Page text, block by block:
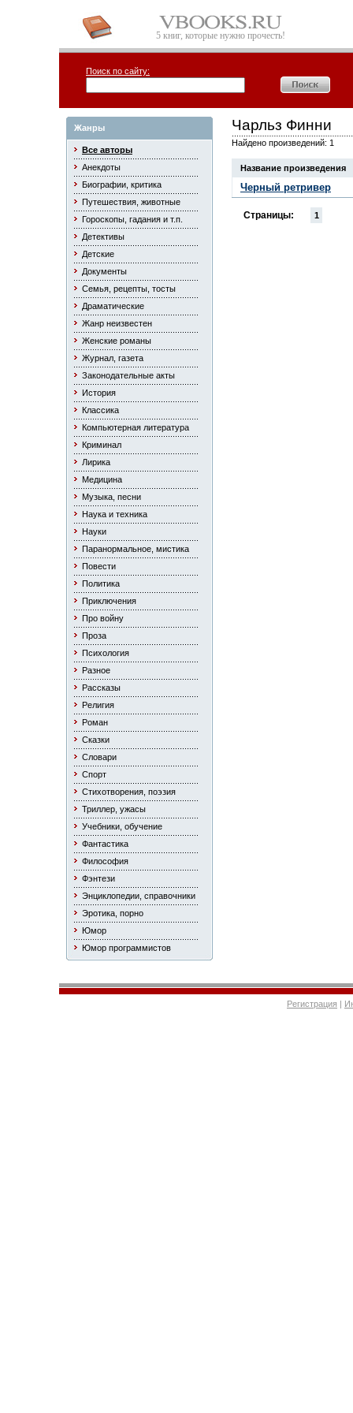
5 книг, которые нужно прочесть!
Поиск по сайту:
Жанры
Все авторы
Анекдоты
Биографии, критика
Путешествия, животные
Гороскопы, гадания и т.п.
Детективы
Детские
Документы
Семья, рецепты, тосты
Драматические
Жанр неизвестен
Женские романы
Журнал, газета
Законодательные акты
История
Классика
Компьютерная литература
Криминал
Лирика
Медицина
Музыка, песни
Наука и техника
Науки
Паранормальное, мистика
Повести
Политика
Приключения
Про войну
Проза
Психология
Разное
Рассказы
Религия
Роман
Сказки
Словари
Спорт
Стихотворения, поэзия
Триллер, ужасы
Учебники, обучение
Фантастика
Философия
Фэнтези
Энциклопедии, справочники
Эротика, порно
Юмор
Юмор программистов
Чарльз Финни
Найдено произведений: 1
Название произведения
Черный ретривер
Страницы: 1
Регистрация |